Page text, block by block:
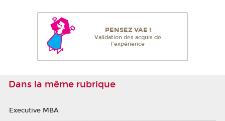
PENSEZ VAE !
Validation des acquis de
l'expérience
Dans la même rubrique
Executive MBA